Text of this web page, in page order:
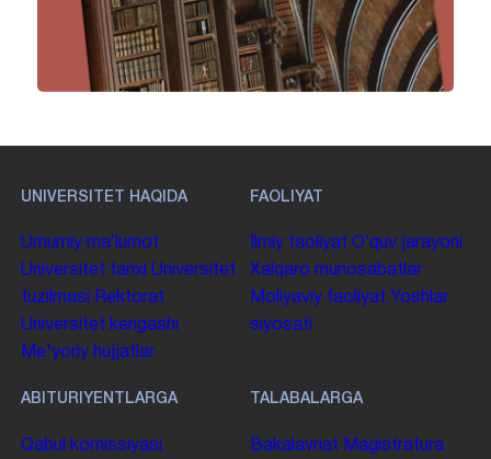
UNIVERSITET HAQIDA
Umumiy maʼlumot
Universitet tarixi Universitet
tuzilmasi
Rektorat
Universitet kengashi
Me'yoriy hujjatlar
FAOLIYAT
Ilmiy faoliyat Oʻquv jarayoni
Xalqaro munosabatlar
Moliyaviy faoliyat Yoshlar
siyosati
ABITURIYENTLARGA
Qabul komissiyasi
TALABALARGA
Bakalavriat Magistratura